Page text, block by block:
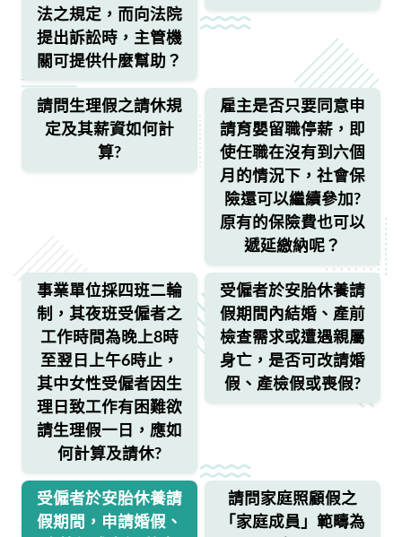
法之規定，而向法院
提出訴訟時，主管機
關可提供什麼幫助？
請問生理假之請休規
定及其薪資如何計
算?
雇主是否只要同意申
請育嬰留職停薪，即
使任職在沒有到六個
月的情況下，社會保
險還可以繼續參加?
原有的保險費也可以
遞延繳納呢？
事業單位採四班二輪
制，其夜班受僱者之
工作時間為晚上8時
至翌日上午6時止，
其中女性受僱者因生
理日致工作有困難欲
請生理假一日，應如
何計算及請休?
受僱者於安胎休養請
假期間內結婚、產前
檢查需求或遭遇親屬
身亡，是否可改請婚
假、產檢假或喪假?
受僱者於安胎休養請
假期間，申請婚假、
請問家庭照顧假之
「家庭成員」範疇為